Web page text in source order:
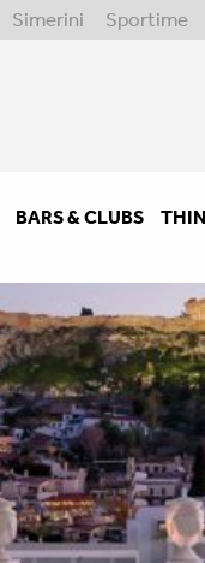
Simerini Sportime
BARS & CLUBS